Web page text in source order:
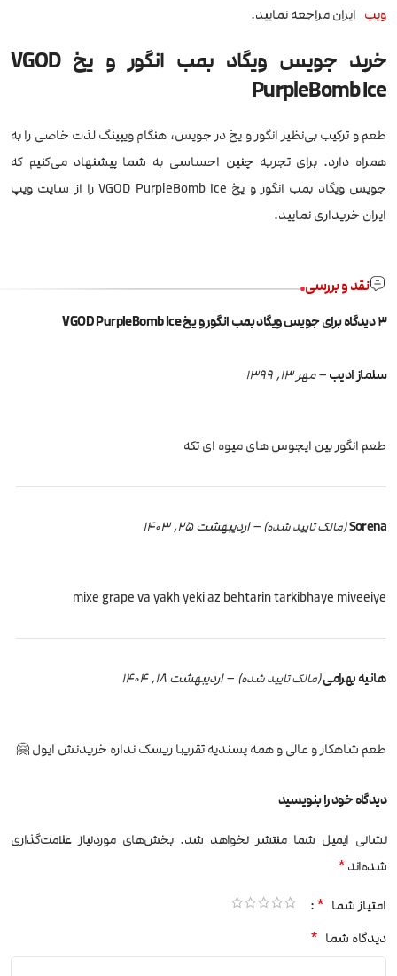
ویپ ایران مراجعه نمایید.
خرید جویس ویگاد بمب انگور و یخ VGOD
PurpleBomb Ice
طعم و ترکیب بی‌نظیر انگور و یخ در جویس، هنگام ویپینگ لذت خاصی را به
همراه دارد. برای تجربه چنین احساسی به شما پیشنهاد می‌کنیم که
جویس ویگاد بمب انگور و یخ VGOD PurpleBomb Ice را از سایت ویپ
ایران خریداری نمایید.
نقد و بررسی
3 دیدگاه برای جویس ویگاد بمب انگور و یخ VGOD PurpleBomb Ice
سلماز ادیب–مهر 13, 1399
طعم انگور بین ایجوس های میوه ای تکه
Sorena(مالک تایید شده) – اردیبهشت 25, 1403
mixe grape va yakh yeki az behtarin tarkibhaye miveeiye
هانیه بهرامی(مالک تایید شده) –اردیبهشت 18, 1404
طعم شاهکار و عالی و همه پسندیه تقریبا ریسک نداره خریدنش ایول 🤗
دیدگاه خود را بنویسید
نشانی ایمیل شما منتشر نخواهد شد. بخش‌های موردنیاز علامت‌گذاری
شده‌اند*
امتیاز شما *
دیدگاه شما *